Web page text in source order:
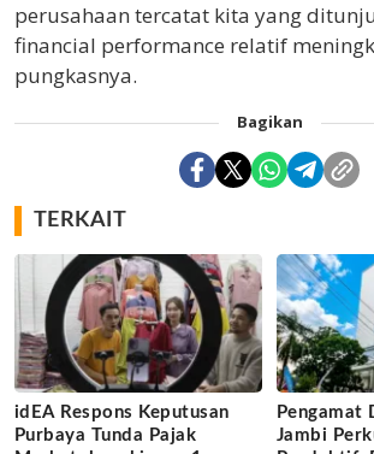
perusahaan tercatat kita yang
financial performance relatif
pungkasnya.
Bagikan
TERKAIT
idEA Respons Keputusan
Purbaya Tunda Pajak
Pengamat
Jambi